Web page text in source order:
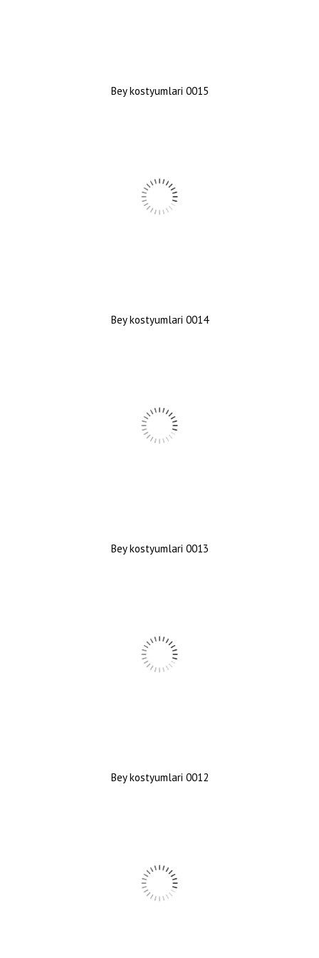
Bey kostyumlari 0015
Bey kostyumlari 0014
Bey kostyumlari 0013
Bey kostyumlari 0012